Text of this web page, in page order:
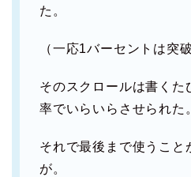
た。
（一応1バーセントは突
そのスクロールは書くた
率でいらいらさせられた
それで最後まで使うこと
が。